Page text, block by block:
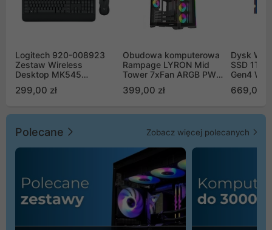
Logitech 920-008923
Zestaw Wireless
Desktop MK545
299,00 zł
Obudowa komputerowa
Rampage LYRON Mid
Tower 7xFan ARGB PWM
399,00 zł
Dysk WD
SSD 1TB
Gen4
669,00
Polecane Zobacz więcej polecanych